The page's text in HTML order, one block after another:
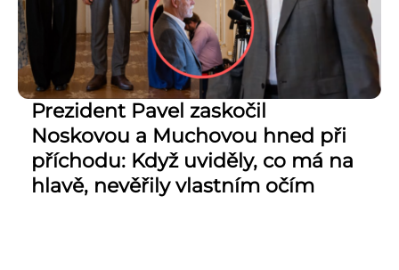
Prezident Pavel zaskočil
Noskovou a Muchovou hned při
příchodu: Když uviděly, co má na
hlavě, nevěřily vlastním očím